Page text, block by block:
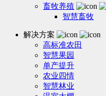
畜牧养殖
智慧畜牧
解决方案
高标准农田
智慧果园
单产提升
农业四情
智慧林业